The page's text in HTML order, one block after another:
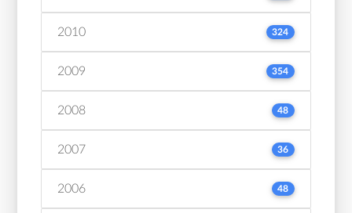
2010 324
2009 354
2008 48
2007 36
2006 48